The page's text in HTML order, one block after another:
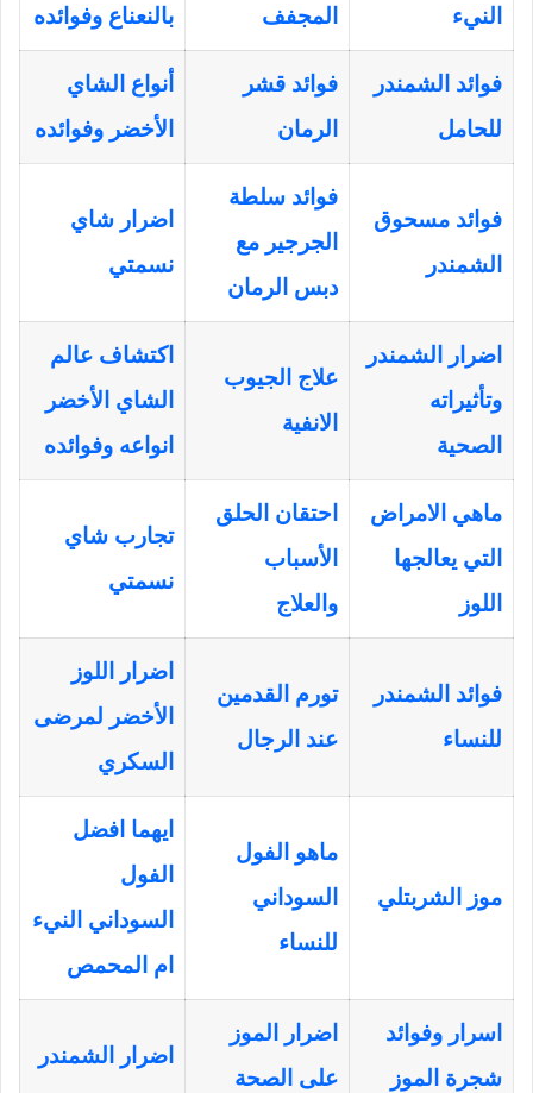
النيء
المجفف
بالنعناع وفوائده
فوائد الشمندر
للحامل
فوائد قشر
الرمان
أنواع الشاي
الأخضر وفوائده
فوائد مسحوق
الشمندر
فوائد سلطة
الجرجير مع
دبس الرمان
اضرار شاي
نسمتي
اضرار الشمندر
وتأثيراته
الصحية
علاج الجيوب
الانفية
اكتشاف عالم
الشاي الأخضر
انواعه وفوائده
ماهي الامراض
التي يعالجها
اللوز
احتقان الحلق
الأسباب
والعلاج
تجارب شاي
نسمتي
فوائد الشمندر
للنساء
تورم القدمين
عند الرجال
اضرار اللوز
الأخضر لمرضى
السكري
موز الشربتلي
ماهو الفول
السوداني
للنساء
ايهما افضل
الفول
السوداني النيء
ام المحمص
اسرار وفوائد
شجرة الموز
اضرار الموز
على الصحة
اضرار الشمندر